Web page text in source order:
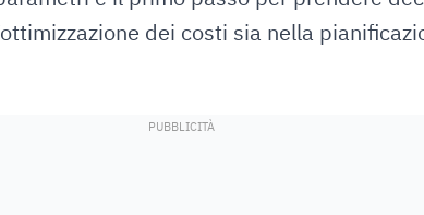
dei costi sia nella